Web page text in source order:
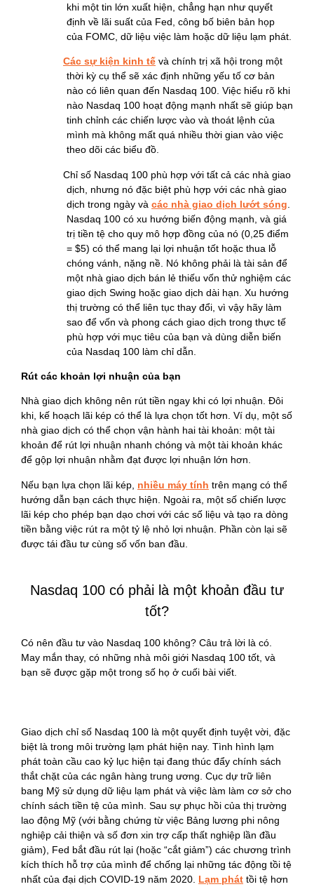
khi một tin lớn xuất hiện, chẳng hạn như quyết
định về lãi suất của Fed, công bố biên bản họp
của FOMC, dữ liệu việc làm hoặc dữ liệu lạm phát.
Các sự kiện kinh tế và chính trị xã hội trong một
thời kỳ cụ thể sẽ xác định những yếu tố cơ bản
nào có liên quan đến Nasdaq 100. Việc hiểu rõ khi
nào Nasdaq 100 hoạt động mạnh nhất sẽ giúp bạn
tinh chỉnh các chiến lược vào và thoát lệnh của
mình mà không mất quá nhiều thời gian vào việc
theo dõi các biểu đồ.
Chỉ số Nasdaq 100 phù hợp với tất cả các nhà giao
dịch, nhưng nó đặc biệt phù hợp với các nhà giao
dịch trong ngày và các nhà giao dịch lướt sóng
Nasdaq 100 có xu hướng biến động mạnh, và giá
trị tiền tệ cho quy mô hợp đồng của nó (0,25 điểm
= $5) có thể mang lại lợi nhuận tốt hoặc thua lỗ
chóng vánh, nặng nề. Nó không phải là tài sản để
một nhà giao dịch bán lẻ thiếu vốn thử nghiệm các
giao dịch Swing hoặc giao dịch dài hạn. Xu hướng
thị trường có thể liên tục thay đổi, vì vậy hãy làm
sao để vốn và phong cách giao dịch trong thực tế
phù hợp với mục tiêu của bạn và dùng diễn biến
của Nasdaq 100 làm chỉ dẫn.
Rút các khoản lợi nhuận của bạn
Nhà giao dịch không nên rút tiền ngay khi có lợi nhuận. Đôi
khi, kế hoạch lãi kép có thể là lựa chọn tốt hơn. Ví dụ, một số
nhà giao dịch có thể chọn vận hành hai tài khoản: một tài
khoản để rút lợi nhuận nhanh chóng và một tài khoản khác
để gộp lợi nhuận nhằm đạt được lợi nhuận lớn hơn.
Nếu bạn lựa chọn lãi kép, nhiều máy tính trên mạng có thể
hướng dẫn bạn cách thực hiện. Ngoài ra, một số chiến lược
lãi kép cho phép bạn dạo chơi với các số liệu và tạo ra dòng
tiền bằng việc rút ra một tỷ lệ nhỏ lợi nhuận. Phần còn lại sẽ
được tái đầu tư cùng số vốn ban đầu.
Nasdaq 100 có phải là một khoản đầu tư
tốt?
Có nên đầu tư vào Nasdaq 100 không? Câu trả lời là có.
May mắn thay, có những nhà môi giới Nasdaq 100 tốt, và
bạn sẽ được gặp một trong số họ ở cuối bài viết.
Giao dịch chỉ số Nasdaq 100 là một quyết định tuyệt vời, đặc
biệt là trong môi trường lạm phát hiện nay. Tình hình lạm
phát toàn cầu cao kỷ lục hiện tại đang thúc đẩy chính sách
thắt chặt của các ngân hàng trung ương. Cục dự trữ liên
bang Mỹ sử dụng dữ liệu lạm phát và việc làm làm cơ sở cho
chính sách tiền tệ của mình. Sau sự phục hồi của thị trường
lao động Mỹ (với bằng chứng từ việc Bảng lương phi nông
nghiệp cải thiện và số đơn xin trợ cấp thất nghiệp lần đầu
giảm), Fed bắt đầu rút lại (hoặc “cắt giảm”) các chương trình
kích thích hỗ trợ của mình để chống lại những tác động tồi tệ
nhất của đại dịch COVID-19 năm 2020. Lạm phát tồi tệ hơn